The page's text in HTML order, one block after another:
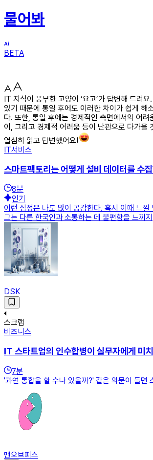
물어봐
BETA
IT 지식이 풍부한 고양이 ‘요고’가 답변해 드려
있기 때문에 통일 후에도 이러한 차이가 쉽게 해
다. 또한, 통일 후에는 경제적인 측면에서의 어
이, 그리고 경제적 어려움 등이 난관으로 다가올
열심히 읽고 답변했어요!
IT서비스
스마트팩토리는 어떻게 설비 데이터를 수
8분
인기
이런 심정은 나도 많이 공감한다. 혹시 이때 느
그는 다른 한국인과 소통하는 데 불편함을 느끼지
DSK
스크랩
비즈니스
IT 스타트업의 ­인수합병이 실무자에게 미
7분
'과연 통합을 할 수나 있을까?' 같은 의문이 들면
맨오브피스